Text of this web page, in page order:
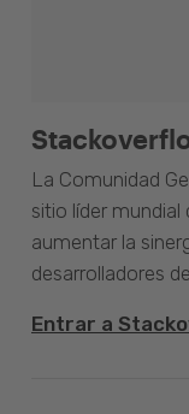
La Comunidad
sitio líder mundial
aumentar la
desarrolladores
Entrar a